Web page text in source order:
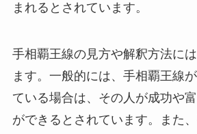
まれるとされています。
手相覇王線の見方や解釈方法に
ます。一般的には、手相覇王線
ている場合は、その人が成功や
ができるとされています。また